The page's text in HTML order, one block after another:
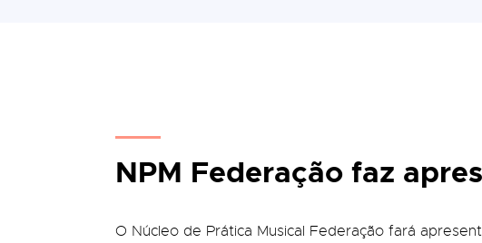
NPM Federação faz
O Núcleo de Prática Musical Federação fará